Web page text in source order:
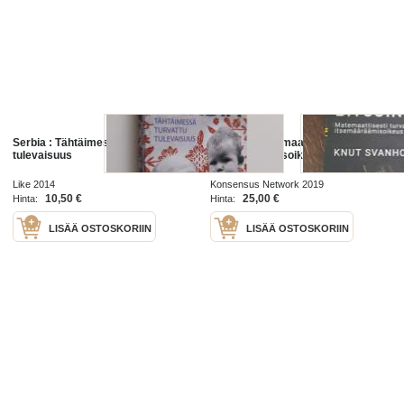
Serbia : Tähtäimessä turvattu
tulevaisuus
Like 2014
Hinta:
10,50 €
LISÄÄ OSTOSKORIIN
Bitcoin : matemaattisesti turvattu
itsemääräämisoikeus
Konsensus Network 2019
Hinta:
25,00 €
LISÄÄ OSTOSKORIIN